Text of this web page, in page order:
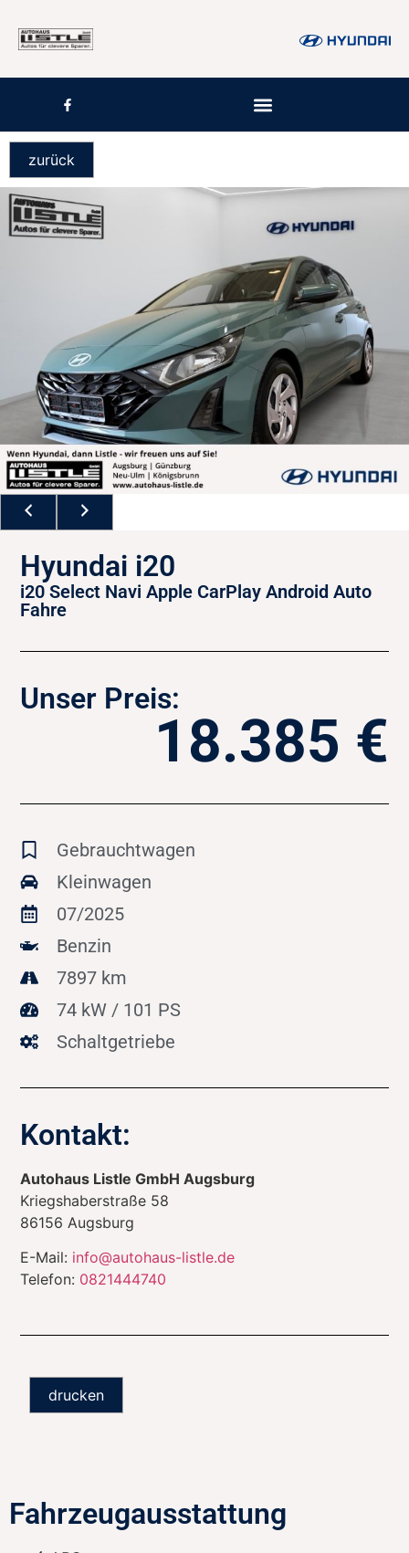
zurück
Hyundai i20
i20 Select Navi Apple CarPlay Android Auto
Fahre
Unser Preis:
18.385 €
Gebrauchtwagen
Kleinwagen
07/2025
Benzin
7897 km
74 kW / 101 PS
Schaltgetriebe
Kontakt:
Autohaus Listle GmbH Augsburg
Kriegshaberstraße 58
86156 Augsburg
E-Mail: info@autohaus-listle.de
Telefon: 0821444740
drucken
Fahrzeugausstattung